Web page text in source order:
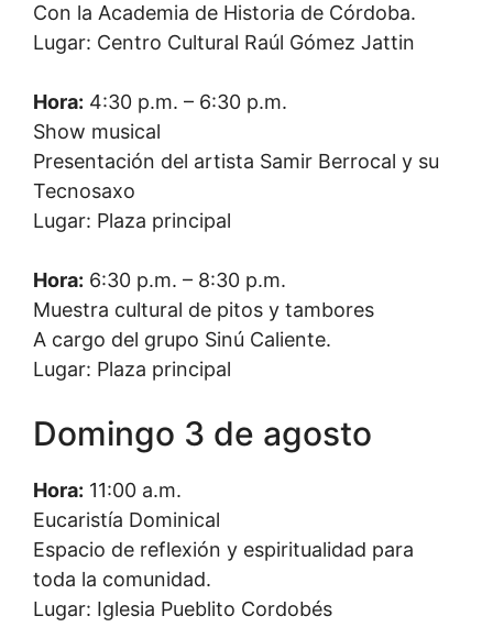
Con la Academia de Historia de Córdoba.
Lugar: Centro Cultural Raúl Gómez Jattin
Hora: 4:30 p.m. – 6:30 p.m.
Show musical
Presentación del artista Samir Berrocal y su
Tecnosaxo
Lugar: Plaza principal
Hora: 6:30 p.m. – 8:30 p.m.
Muestra cultural de pitos y tambores
A cargo del grupo Sinú Caliente.
Lugar: Plaza principal
Domingo 3 de agosto
Hora: 11:00 a.m.
Eucaristía Dominical
Espacio de reflexión y espiritualidad para
toda la comunidad.
Lugar: Iglesia Pueblito Cordobés